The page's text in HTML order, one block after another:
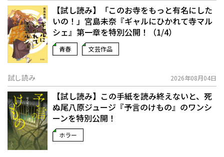
【試し読み】「このお寺をもっと有名にした
いの！」宮島未奈『ギャルにひかれて寺マル
シェ』第一章を特別公開！（1/4）
青春 文芸作品
試し読み 2026年08月04日
【試し読み】この手紙を読み終えないと、死
ぬ――尾八原ジュージ『予言のけもの』のワンシ
ーンを特別公開！
ホラー